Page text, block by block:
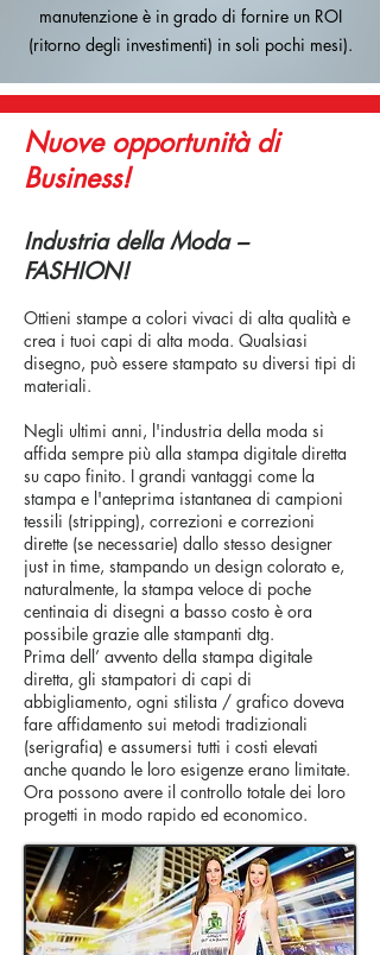
manutenzione è in grado di fornire un ROI
(ritorno degli investimenti) in soli pochi mesi).
Nuove opportunità di
Business!
Industria della Moda –
FASHION!
Ottieni stampe a colori vivaci di alta qualità e
crea i tuoi capi di alta moda. Qualsiasi
disegno, può essere stampato su diversi tipi di
materiali.
Negli ultimi anni, l'industria della moda si
affida sempre più alla stampa digitale diretta
su capo finito. I grandi vantaggi come la
stampa e l'anteprima istantanea di campioni
tessili (stripping), correzioni e correzioni
dirette (se necessarie) dallo stesso designer
just in time, stampando un design colorato e,
naturalmente, la stampa veloce di poche
centinaia di disegni a basso costo è ora
possibile grazie alle stampanti dtg.
Prima dell’ avvento della stampa digitale
diretta, gli stampatori di capi di
abbigliamento, ogni stilista / grafico doveva
fare affidamento sui metodi tradizionali
(serigrafia) e assumersi tutti i costi elevati
anche quando le loro esigenze erano limitate.
Ora possono avere il controllo totale dei loro
progetti in modo rapido ed economico.